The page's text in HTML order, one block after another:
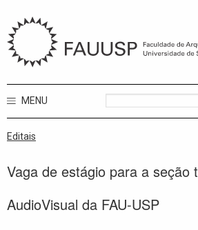
MENU
Editais
Vaga de estágio para a seção
AudioVisual da FAU-USP